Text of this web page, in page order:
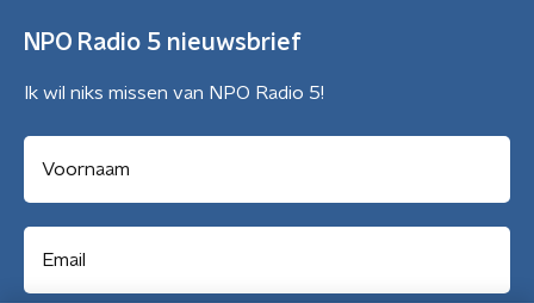
NPO Radio 5 nieuwsbrief
Ik wil niks missen van NPO Radio 5!